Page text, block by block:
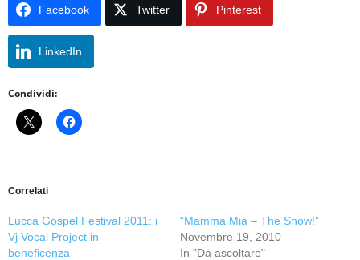
Facebook Twitter Pinterest
LinkedIn
Condividi:
Correlati
Lucca Gospel Festival 2011: i
Vj Vocal Project in
beneficenza
“Mamma Mia – The Show!”
Novembre 19, 2010
In "Da ascoltare"